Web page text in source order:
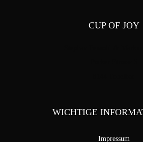
CUP OF JOY
WICHTIGE
Impressum